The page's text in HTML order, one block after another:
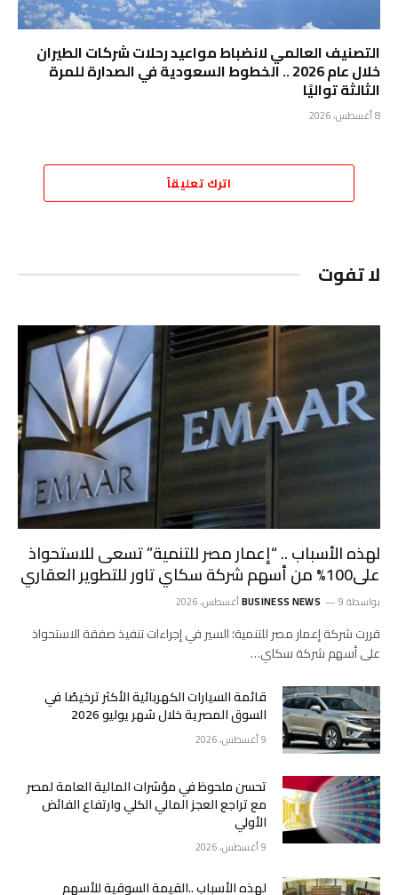
التصنيف العالمي لانضباط مواعيد رحلات شركات الطيران
خلال عام 2026 .. الخطوط السعودية في الصدارة للمرة
الثالثة تواليًا
8 أغسطس، 2026
اترك تعليقاً
لا تفوت
لهذه الأسباب .. “إعمار مصر للتنمية” تسعى للاستحواذ
على100% من أسهم شركة سكاي تاور للتطوير العقاري
بواسطة BUSINESS NEWS 9 أغسطس، 2026
قررت شركة إعمار مصر للتنمية؛ السير في إجراءات تنفيذ صفقة الاستحواذ
على أسهم شركة سكاي…
قائمة السيارات الكهربائية الأكثر ترخيصًا في
السوق المصرية خلال شهر يوليو 2026
9 أغسطس، 2026
تحسن ملحوظ في مؤشرات المالية العامة لمصر
مع تراجع العجز المالي الكلي وارتفاع الفائض
الأولي
9 أغسطس، 2026
لهذه الأسباب ..القيمة السوقية للأسهم